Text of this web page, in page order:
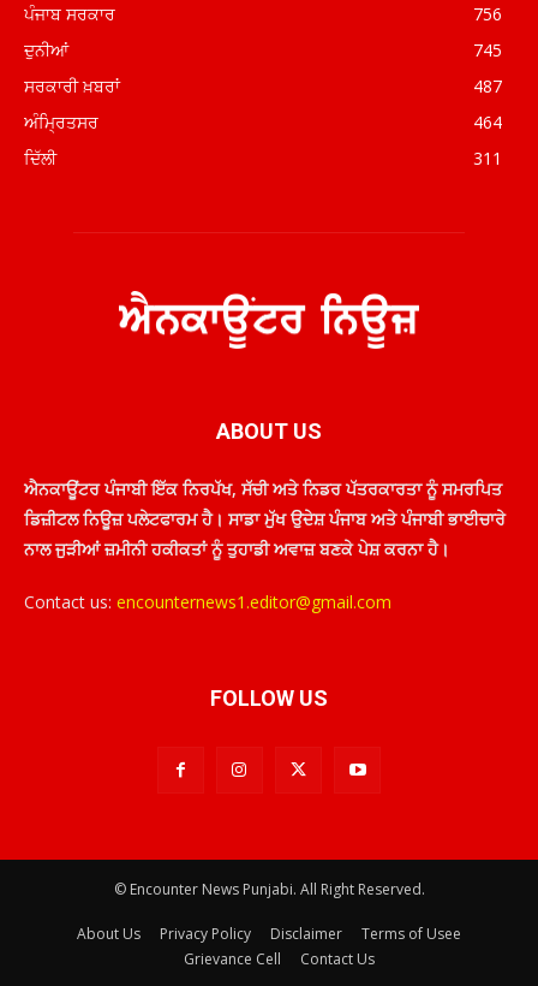
ਪੰਜਾਬ ਸਰਕਾਰ
756
ਦੁਨੀਆਂ
745
ਸਰਕਾਰੀ ਖ਼ਬਰਾਂ
487
ਅੰਮ੍ਰਿਤਸਰ
464
ਦਿੱਲੀ
311
ABOUT US
ਐਨਕਾਊਂਟਰ ਪੰਜਾਬੀ ਇੱਕ ਨਿਰਪੱਖ, ਸੱਚੀ ਅਤੇ ਨਿਡਰ ਪੱਤਰਕਾਰਤਾ ਨੂੰ ਸਮਰਪਿਤ
ਡਿਜ਼ੀਟਲ ਨਿਊਜ਼ ਪਲੇਟਫਾਰਮ ਹੈ। ਸਾਡਾ ਮੁੱਖ ਉਦੇਸ਼ ਪੰਜਾਬ ਅਤੇ ਪੰਜਾਬੀ ਭਾਈਚਾਰੇ
ਨਾਲ ਜੁੜੀਆਂ ਜ਼ਮੀਨੀ ਹਕੀਕਤਾਂ ਨੂੰ ਤੁਹਾਡੀ ਅਵਾਜ਼ ਬਣਕੇ ਪੇਸ਼ ਕਰਨਾ ਹੈ।
Contact us: encounternews1.editor@gmail.com
FOLLOW US
© Encounter News Punjabi. All Right Reserved.
About Us Privacy Policy Disclaimer
Terms of Usee
Grievance Cell
Contact Us